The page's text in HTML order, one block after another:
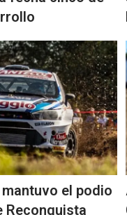
el podio
Reconquista